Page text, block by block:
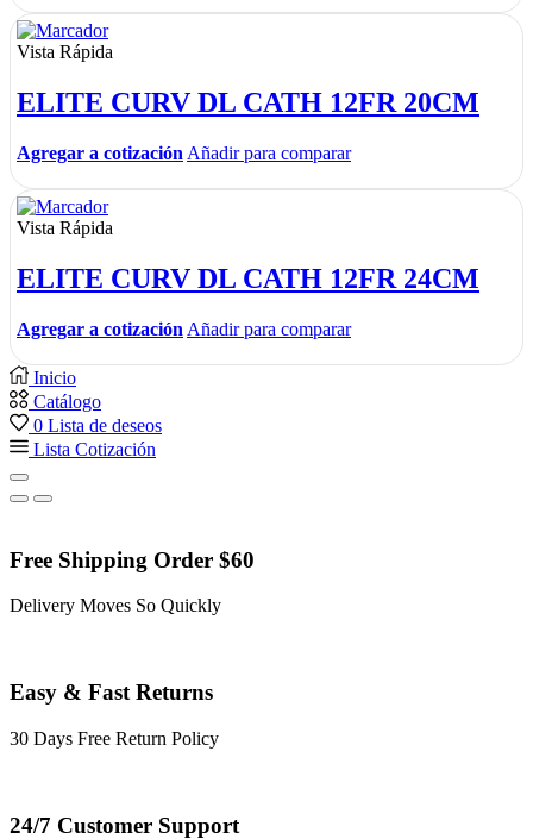
Vista Rápida
ELITE CURV DL CATH 12FR 20CM
Agregar a cotización Añadir para comparar
Vista Rápida
ELITE CURV DL CATH 12FR 24CM
Agregar a cotización Añadir para comparar
Inicio
Catálogo
0 Lista de deseos
Lista Cotización
Free Shipping Order $60
Delivery Moves So Quickly
Easy & Fast Returns
30 Days Free Return Policy
24/7 Customer Support